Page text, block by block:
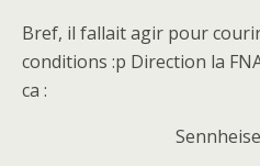
Bref, il fallait agir pour
conditions :p Direction la
ca :